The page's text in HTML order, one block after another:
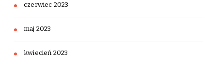
czerwiec 2023
maj 2023
kwiecień 2023